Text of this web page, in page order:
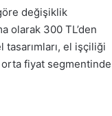
değişiklik
olarak 300 TL’den
tasarımları, el işçiliği
fiyat segmentinde